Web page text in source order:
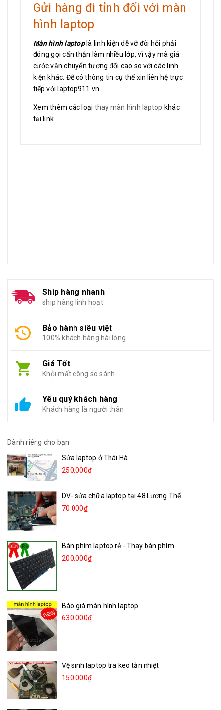
Gửi hàng đi tỉnh đối với màn
hình laptop
Màn hình laptoplà linh kiện dễ vỡ đòi hỏi phải
đóng gọi cẩn thận làm nhiều lớp, vì vậy mà giá
cước vận chuyển tương đối cao so với các linh
kiện khác. Để có thông tin cụ thể xin liên hệ trực
tiếp với laptop911.vn
Xem thêm các loại thay màn hình laptop khác
tại link
Ship hàng nhanh
ship hàng linh hoạt
Bảo hành siêu việt
100% khách hàng hài lòng
Giá Tốt
Khỏi mất công so sánh
Yêu quý khách hàng
Khách hàng là người thân
Dành riêng cho bạn
Sửa laptop ở Thái Hà
250.000₫
DV- sửa chữa laptop tại 48 Lương Thế...
70.000₫
Bàn phím laptop rẻ - Thay bàn phím...
200.000₫
Báo giá màn hình laptop
630.000₫
Vệ sinh laptop tra keo tản nhiệt
150.000₫